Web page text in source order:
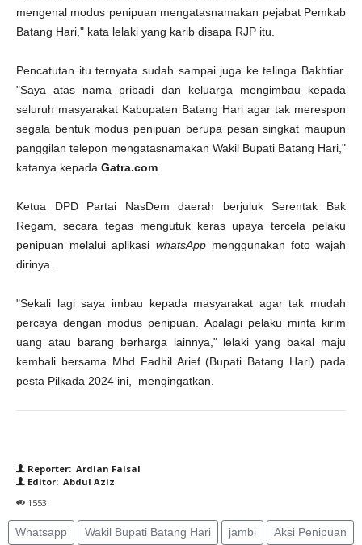
mengenal modus penipuan mengatasnamakan pejabat Pemkab
Batang Hari," kata lelaki yang karib disapa RJP itu.
Pencatutan itu ternyata sudah sampai juga ke telinga Bakhtiar.
"Saya atas nama pribadi dan keluarga mengimbau kepada
seluruh masyarakat Kabupaten Batang Hari agar tak merespon
segala bentuk modus penipuan berupa pesan singkat maupun
panggilan telepon mengatasnamakan Wakil Bupati Batang Hari,"
katanya kepada Gatra.com
Ketua DPD Partai NasDem daerah berjuluk Serentak Bak
Regam, secara tegas mengutuk keras upaya tercela pelaku
penipuan melalui aplikasi whatsApp menggunakan foto wajah
dirinya.
"Sekali lagi saya imbau kepada masyarakat agar tak mudah
percaya dengan modus penipuan. Apalagi pelaku minta kirim
uang atau barang berharga lainnya," lelaki yang bakal maju
kembali bersama Mhd Fadhil Arief (Bupati Batang Hari) pada
pesta Pilkada 2024 ini, mengingatkan.
Reporter: Ardian Faisal
Editor: Abdul Aziz
1553
Whatsapp Wakil Bupati Batang Hari jambi Aksi Penipuan